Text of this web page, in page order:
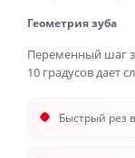
Геометрия зуба
Переменный шаг
10 градусов дает
Быстрый рез